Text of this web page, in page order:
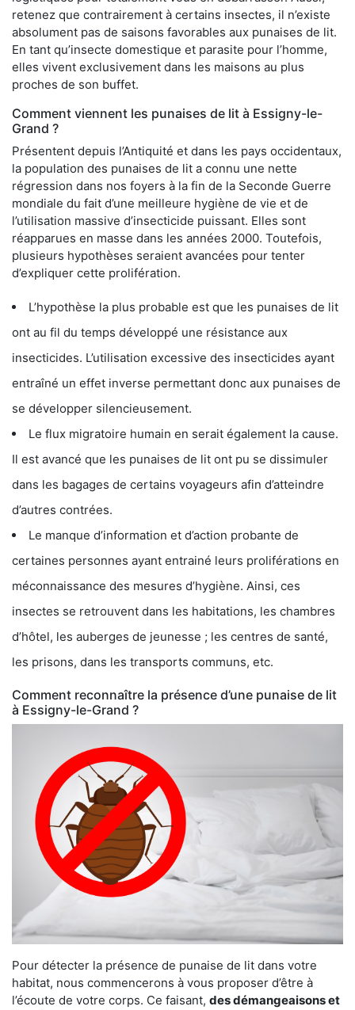
retenez que contrairement à certains insectes, il n’existe
absolument pas de saisons favorables aux punaises de lit.
En tant qu’insecte domestique et parasite pour l’homme,
elles vivent exclusivement dans les maisons au plus
proches de son buffet.
Comment viennent les punaises de lit à Essigny-le-
Grand ?
Présentent depuis l’Antiquité et dans les pays occidentaux,
la population des punaises de lit a connu une nette
régression dans nos foyers à la fin de la Seconde Guerre
mondiale du fait d’une meilleure hygiène de vie et de
l’utilisation massive d’insecticide puissant. Elles sont
réapparues en masse dans les années 2000. Toutefois,
plusieurs hypothèses seraient avancées pour tenter
d’expliquer cette prolifération.
L’hypothèse la plus probable est que les punaises de lit
ont au fil du temps développé une résistance aux
insecticides. L’utilisation excessive des insecticides ayant
entraîné un effet inverse permettant donc aux punaises de
se développer silencieusement.
Le flux migratoire humain en serait également la cause.
Il est avancé que les punaises de lit ont pu se dissimuler
dans les bagages de certains voyageurs afin d’atteindre
d’autres contrées.
Le manque d’information et d’action probante de
certaines personnes ayant entrainé leurs proliférations en
méconnaissance des mesures d’hygiène. Ainsi, ces
insectes se retrouvent dans les habitations, les chambres
d’hôtel, les auberges de jeunesse ; les centres de santé,
les prisons, dans les transports communs, etc.
Comment reconnaître la présence d’une punaise de lit
à Essigny-le-Grand ?
Pour détecter la présence de punaise de lit dans votre
habitat, nous commencerons à vous proposer d’être à
l’écoute de votre corps. Ce faisant, des démangeaisons et